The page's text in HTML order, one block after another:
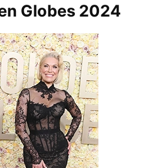
Globes 2024